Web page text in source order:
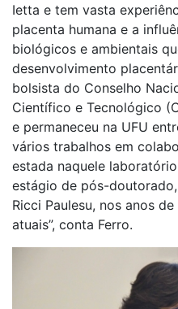
Ietta e tem vasta
placenta humana e a
biológicos e ambientais
desenvolvimento
bolsista do Conselho
Científico e Tecnológico
e permaneceu na UFU
vários trabalhos em
estada naquele
estágio de pós-
Ricci Paulesu, nos anos
atuais”, conta Ferro.